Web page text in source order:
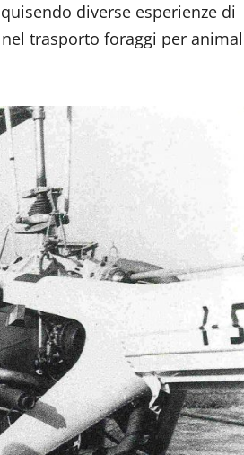
diverse esperienze di
trasporto foraggi per